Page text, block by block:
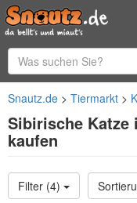
Snautz.de Tiermarkt
Sibirische Katze
kaufen
Filter (4)